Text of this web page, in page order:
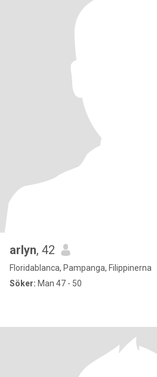
arlyn, 42
Floridablanca, Pampanga, Filippinerna
Söker: Man 47 - 50